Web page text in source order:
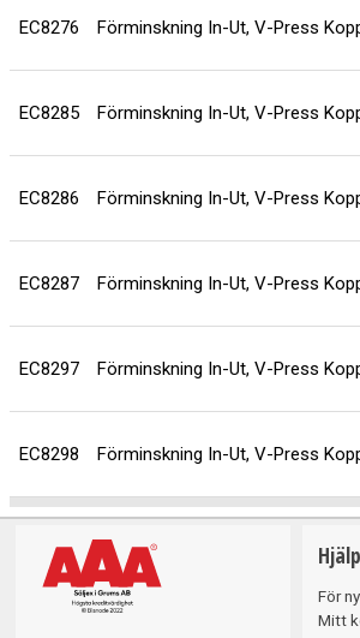
EC8276 Förminskning In-Ut, V-Press
EC8285 Förminskning In-Ut, V-Press
EC8286 Förminskning In-Ut, V-Press
EC8287 Förminskning In-Ut, V-Press
EC8297 Förminskning In-Ut, V-Press
EC8298 Förminskning In-Ut, V-Press
Hjälp
För
Mitt